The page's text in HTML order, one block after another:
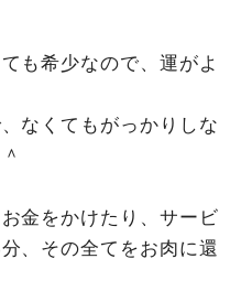
も希少なので、運がよ
なくてもがっかりしな
金をかけたり、サービ
、その全てをお肉に還